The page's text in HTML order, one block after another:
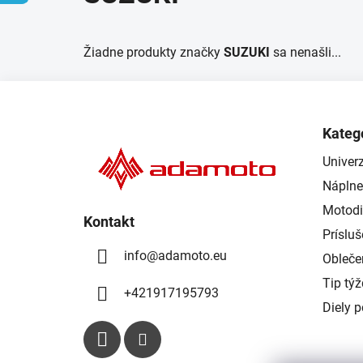
Žiadne produkty značky SUZUKI sa nenašli...
Kontakt
info@adamoto.eu
+421917195793
Tip
Diely